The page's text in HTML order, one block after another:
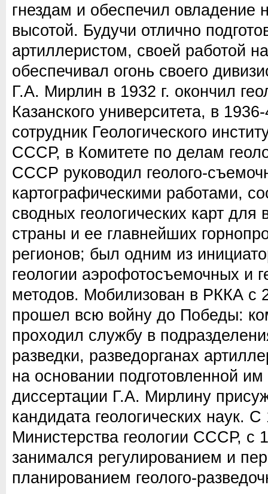
гнездам и обеспечил овладение
высотой. Будучи отлично
артиллеристом, своей работой
обеспечивал огонь своего
Г.А. Мирлин в 1932 г. окончил
Казанского университета, в
сотрудник Геологического
СССР, в Комитете по делам
СССР руководил геолого-
картографическими работами,
сводных геологических карт для
страны и ее главнейших
регионов; был одним из
геологии аэрофотосъемочных и
методов. Мобилизован в РККА с
прошел всю войну до Победы:
проходил службу в
разведки, разведорганах
на основании подготовленной
диссертации Г.А. Мирлину
кандидата геологических наук.
Министерства геологии СССР,
занимался регулированием и
планированием геолого-